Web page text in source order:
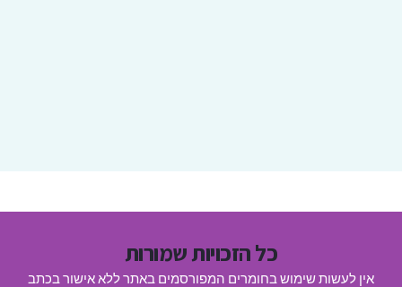
כל הזכויות שמורות
אין לעשות שימוש בחומרים המפורסמים באתר ללא אישור בכתב